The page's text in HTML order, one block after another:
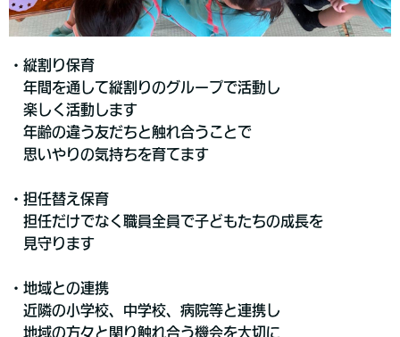
・縦割り保育
年間を通して縦割りのグループで活動し
楽しく活動します
年齢の違う友だちと触れ合うことで
思いやりの気持ちを育てます
・担任替え保育
担任だけでなく職員全員で子どもたちの成長を
見守ります
・地域との連携
近隣の小学校、中学校、病院等と連携し
地域の方々と関り触れ合う機会を大切に